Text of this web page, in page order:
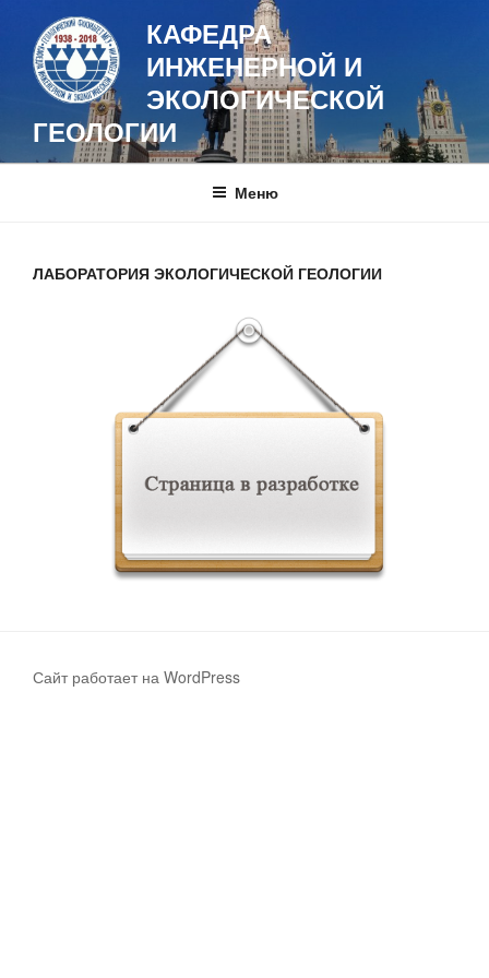
содержимому
КАФЕДРА
ИНЖЕНЕРНОЙ И
ЭКОЛОГИЧЕСКОЙ
ГЕОЛОГИИ
Меню
ЛАБОРАТОРИЯ ЭКОЛОГИЧЕСКОЙ ГЕОЛОГИИ
Сайт работает на WordPress